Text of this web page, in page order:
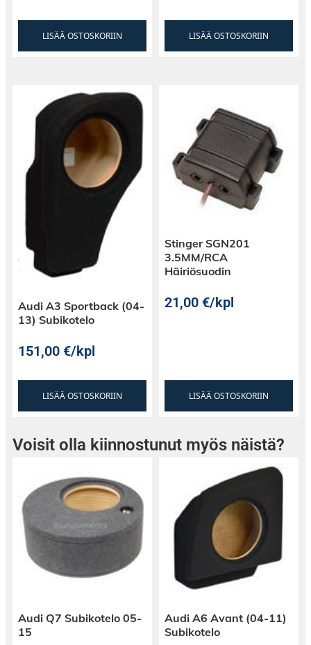
LISÄÄ OSTOSKORIIN LISÄÄ OSTOSKORIIN
Audi A3 Sportback (04-
13) Subikotelo
151,00€/kpl
LISÄÄ OSTOSKORIIN
Stinger SGN201
3.5MM/RCA
Häiriösuodin
21,00€/kpl
LISÄÄ OSTOSKORIIN
Voisit olla kiinnostunut myös näistä?
Audi Q7 Subikotelo 05-
15
Audi A6 Avant (04-11)
Subikotelo